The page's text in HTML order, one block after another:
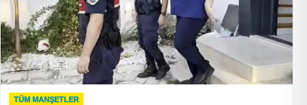
TÜM MANŞETLER